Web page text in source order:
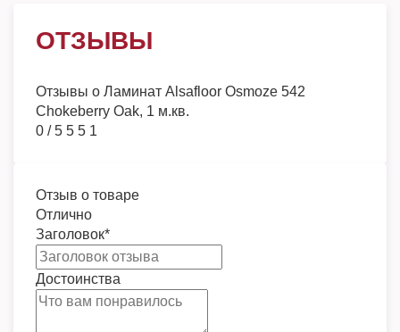
ОТЗЫВЫ
Отзывы о Ламинат Alsafloor Osmoze 542
Chokeberry Oak, 1 м.кв.
0 /5 5 5 1
Отзыв о товаре
Отлично
Заголовок*
Достоинства